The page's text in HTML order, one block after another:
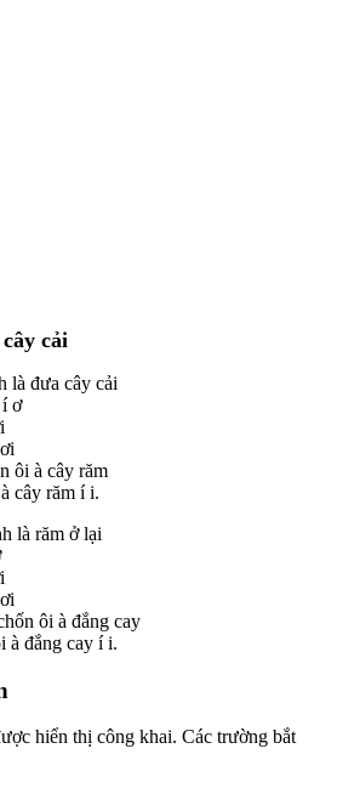
cải
là đưa cây cải
ơ
ôi à cây răm
cây răm í i.
là răm ở lại
ôi à đắng cay
à đắng cay í i.
hiển thị công khai. Các trường bắt